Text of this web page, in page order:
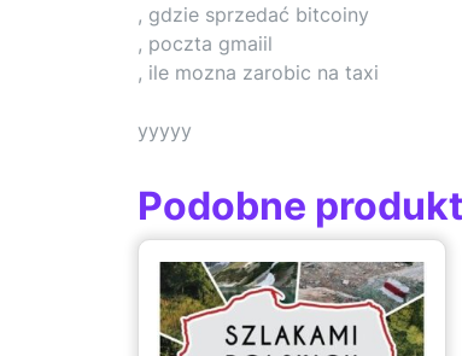
, gdzie sprzedać bitcoiny
, poczta gmaiil
, ile mozna zarobic na taxi
yyyyy
Podobne